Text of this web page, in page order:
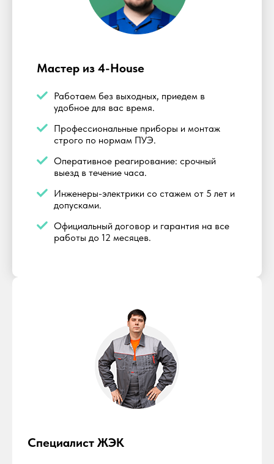
Специалист ЖЭК
Мастер из 4-House
Работаем без выходных, приедем в
удобное для вас время.
Профессиональные приборы и монтаж
строго по нормам ПУЭ.
Оперативное реагирование: срочный
выезд в течение часа.
Инженеры-электрики со стажем от 5 лет и
допусками.
Официальный договор и гарантия на все
работы до 12 месяцев.